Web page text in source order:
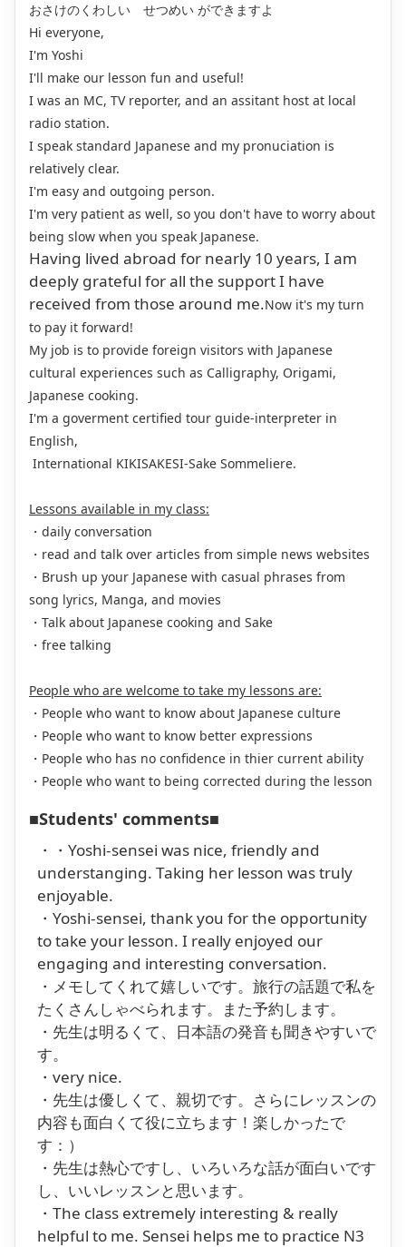
おさけのくわしい せつめい ができますよ
Hi everyone,
I'm Yoshi
I'll make our lesson fun and useful!
I was an MC, TV reporter, and an assitant host at local
radio station.
I speak standard Japanese and my pronuciation is
relatively clear.
I'm easy and outgoing person.
I'm very patient as well, so you don't have to worry about
being slow when you speak Japanese.
Having lived abroad for nearly 10 years, I am
deeply grateful for all the support I have
received from those around me.Now it's my turn
to pay it forward!
My job is to provide foreign visitors with Japanese
cultural experiences such as Calligraphy, Origami,
Japanese cooking.
I'm a goverment certified tour guide-interpreter in
English,
International KIKISAKESI-Sake Sommeliere.
Lessons available in my class:
・daily conversation
・read and talk over articles from simple news websites
・Brush up your Japanese with casual phrases from
song lyrics, Manga, and movies
・Talk about Japanese cooking and Sake
・free talking
People who are welcome to take my lessons are:
・People who want to know about Japanese culture
・People who want to know better expressions
・People who has no confidence in thier current ability
・People who want to being corrected during the lesson
■Students' comments■
・・Yoshi-sensei was nice, friendly and
understanging. Taking her lesson was truly
enjoyable.
・Yoshi-sensei, thank you for the opportunity
to take your lesson. I really enjoyed our
engaging and interesting conversation.
・メモしてくれて嬉しいです。旅行の話題で私を
たくさんしゃべられます。また予約します。
・先生は明るくて、日本語の発音も聞きやすいで
す。
・very nice.
・先生は優しくて、親切です。さらにレッスンの
内容も面白くて役に立ちます！楽しかったで
す：）
・先生は熱心ですし、いろいろな話が面白いです
し、いいレッスンと思います。
・The class extremely interesting & really
helpful to me. Sensei helps me to practice N3